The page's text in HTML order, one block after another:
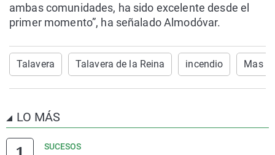
ambas comunidades, ha sido excelente desde el
primer momento”, ha señalado Almodóvar.
Talavera Talavera de la Reina incendio Mas
LO MÁS
SUCESOS